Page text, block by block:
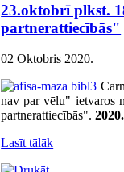
23.oktobrī plkst.
partnerattiecībās"
02 Oktobris 2020.
nav par vēlu" ietvaros
partnerattiecībās".
Lasīt tālāk